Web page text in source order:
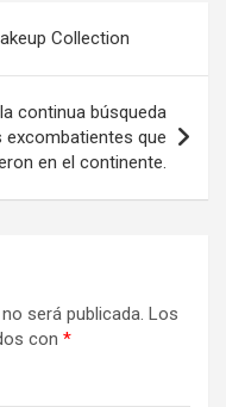
Collection
continua búsqueda
que
en el continente.
será publicada. Los
con *